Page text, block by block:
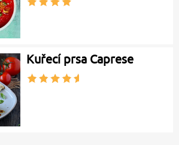
Kuřecí prsa Caprese